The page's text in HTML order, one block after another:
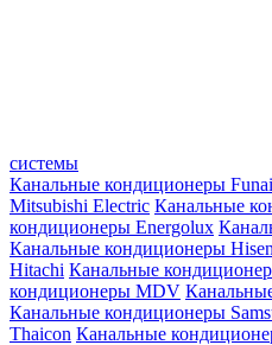
системы
Канальные кондиционеры Funai
Mitsubishi Electric Канальные
кондиционеры Energolux
Канальные кондиционеры
Hitachi Канальные
кондиционеры MDV
Канальные кондиционеры
Thaicon Канальные